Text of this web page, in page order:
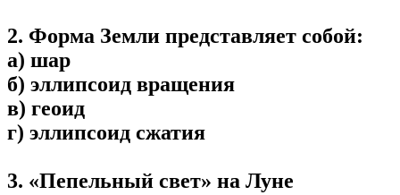
2. Форма Земли представляет собой:
а) шар
б) эллипсоид вращения
в) геоид
г) эллипсоид сжатия
3. «Пепельный свет» на Луне